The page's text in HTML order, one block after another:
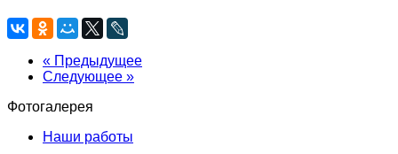
« Предыдущее
Следующее »
Фотогалерея
Наши работы